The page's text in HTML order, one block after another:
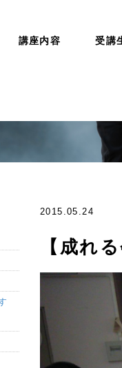
講座内容 受講
2015.05.24
【成れ